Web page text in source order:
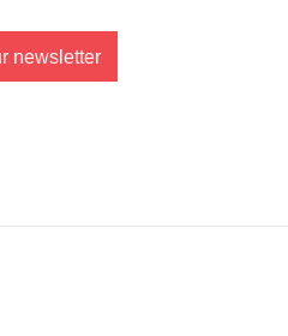
newsletter